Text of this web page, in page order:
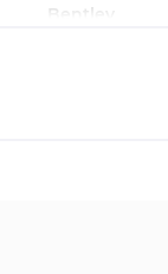
Bentley